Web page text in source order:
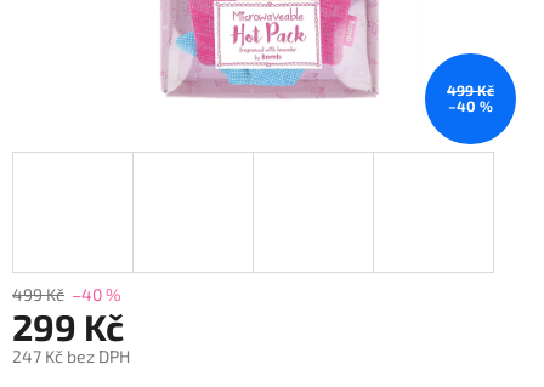
499 Kč
–40 %
499 Kč –40 %
299 Kč
247 Kč bez DPH